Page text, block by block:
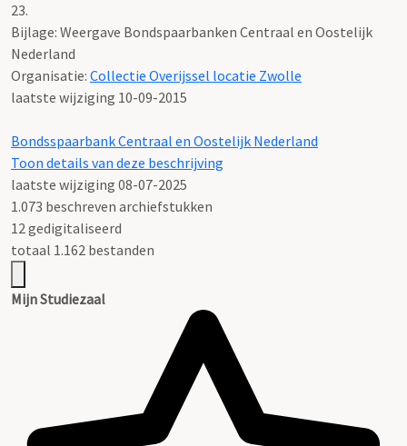
23.
Bijlage: Weergave Bondspaarbanken Centraal en Oostelijk
Nederland
Organisatie: Collectie Overijssel locatie Zwolle
laatste wijziging 10-09-2015
Bondsspaarbank Centraal en Oostelijk Nederland
Toon details van deze beschrijving
laatste wijziging 08-07-2025
1.073 beschreven archiefstukken
12 gedigitaliseerd
totaal 1.162 bestanden
Mijn Studiezaal